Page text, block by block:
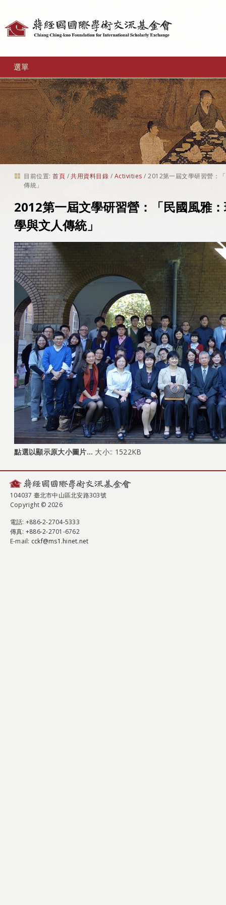
選單
目前位置: 首頁 /共用資料目錄 / Activities /2012第一屆文學研習營：
傳統」
2012第一屆文學研習營：「民國風雅
學與文人傳統」
點選以顯示原大小圖片… 大小:: 1522KB
104037 臺北市中山區北安路303號
Copyright © 2026
電話: +886-2-2704-5333
傳真: +886-2-2701-6762
E-mail: cckf@ms1.hinet.net